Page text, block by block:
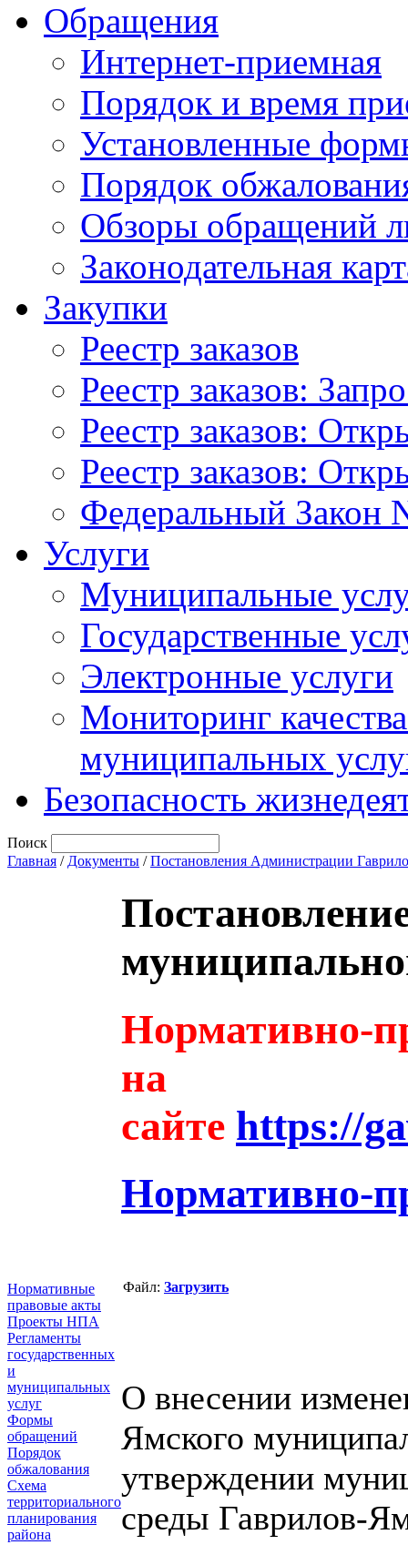
Обращения
Интернет-приемная
Порядок и время
Установленные
Порядок
Обзоры обращений
Законодательная
Закупки
Реестр заказов
Реестр заказов:
Реестр заказов:
Реестр заказов:
Федеральный Закон
Услуги
Муниципальные
Государственные
Электронные услуги
Мониторинг
муниципальных
Безопасность
Поиск
Главная / Документы /Постановления Администрации
Нормативные
правовые акты
Проекты НПА
Регламенты
государственных
и
муниципальных
услуг
Формы
обращений
Порядок
обжалования
Схема
территориального
планирования
района
Нормативно-
на
сайте https://
Нормативно-
Файл: Загрузить
О внесении
Ямского
утверждении
среды Гаврилов-